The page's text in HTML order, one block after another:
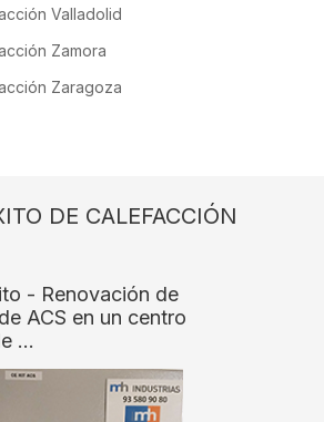
Valladolid
Zamora
Zaragoza
DE CALEFACCIÓN
- Renovación de
ACS en un centro
…